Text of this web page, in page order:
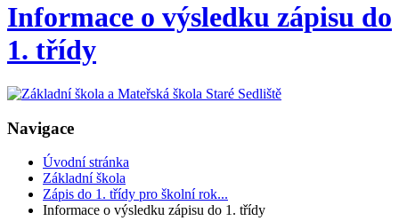
Informace o výsledku zápisu do
1. třídy
Navigace
Úvodní stránka
Základní škola
Zápis do 1. třídy pro školní rok...
Informace o výsledku zápisu do 1. třídy